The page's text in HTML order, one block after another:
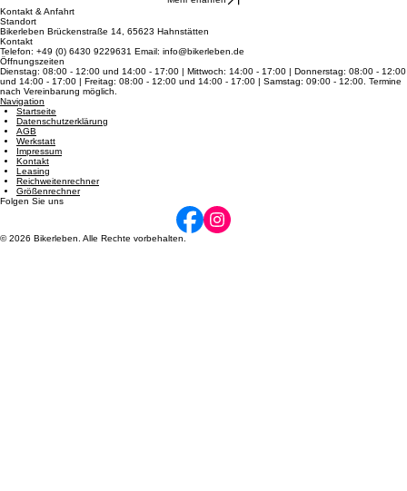
Komfortabel durch den Alltag oder auf langen Touren. Entspanntes Fahren für Stadt und
Freizeit.
Mehr erfahren
Kontakt & Anfahrt
Standort
Bikerleben Brückenstraße 14, 65623 Hahnstätten
Kontakt
Telefon: +49 (0) 6430 9229631 Email: info@bikerleben.de
Öffnungszeiten
Dienstag: 08:00 - 12:00 und 14:00 - 17:00 | Mittwoch: 14:00 - 17:00 | Donnerstag: 08:00 - 12:00
und 14:00 - 17:00 | Freitag: 08:00 - 12:00 und 14:00 - 17:00 | Samstag: 09:00 - 12:00. Termine
nach Vereinbarung möglich.
Navigation
Startseite
Datenschutzerklärung
AGB
Werkstatt
Impressum
Kontakt
Leasing